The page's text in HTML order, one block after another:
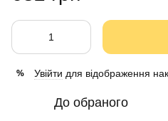
% Увійти для відображення
До обраного